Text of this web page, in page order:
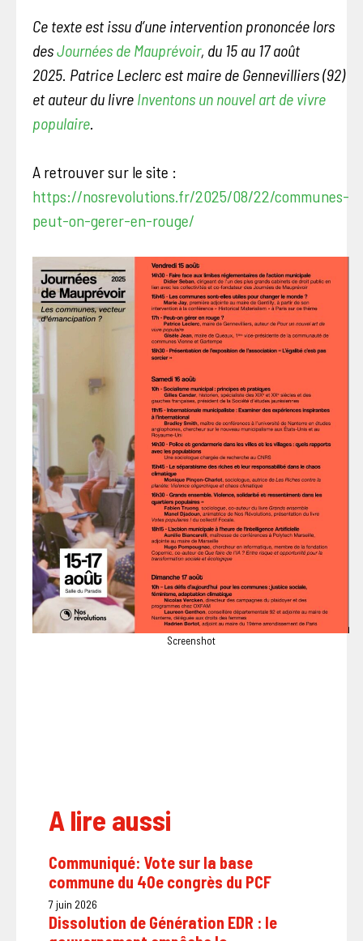
Ce texte est issu d’une intervention prononcée lors
desJournées de Mauprévoir, du 15 au 17 août
2025. Patrice Leclerc est maire de Gennevilliers (92)
et auteur du livre Inventons un nouvel art de vivre
populaire.
A retrouver sur le site :
https://nosrevolutions.fr/2025/08/22/communes-
peut-on-gerer-en-rouge/
Screenshot
A lire aussi
Communiqué: Vote sur la base
commune du 40e congrès du PCF
7 juin 2026
Dissolution de Génération EDR : le